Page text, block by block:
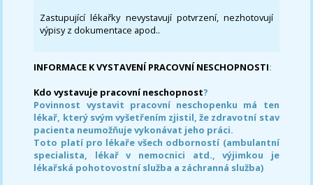
Zastupující lékařky nevystavují potvrzení, nezhotovují
výpisy z dokumentace apod..
INFORMACE K VYSTAVENÍ PRACOVNÍ NESCHOPNOSTI:
Kdo vystavuje pracovní neschopnost?
Povinnost vystavit pracovní neschopenku má ten
lékař, který svým vyšetřením zjistil, že zdravotní stav
pacienta neumožňuje vykonávat jeho práci.
Toto platí pro lékaře všech odborností (ambulantní
specialista, lékař v nemocnici atd., výjimkou je
lékařská pohotovostní služba a záchranná služba)